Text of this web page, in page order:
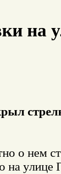
на
о нем
на улице